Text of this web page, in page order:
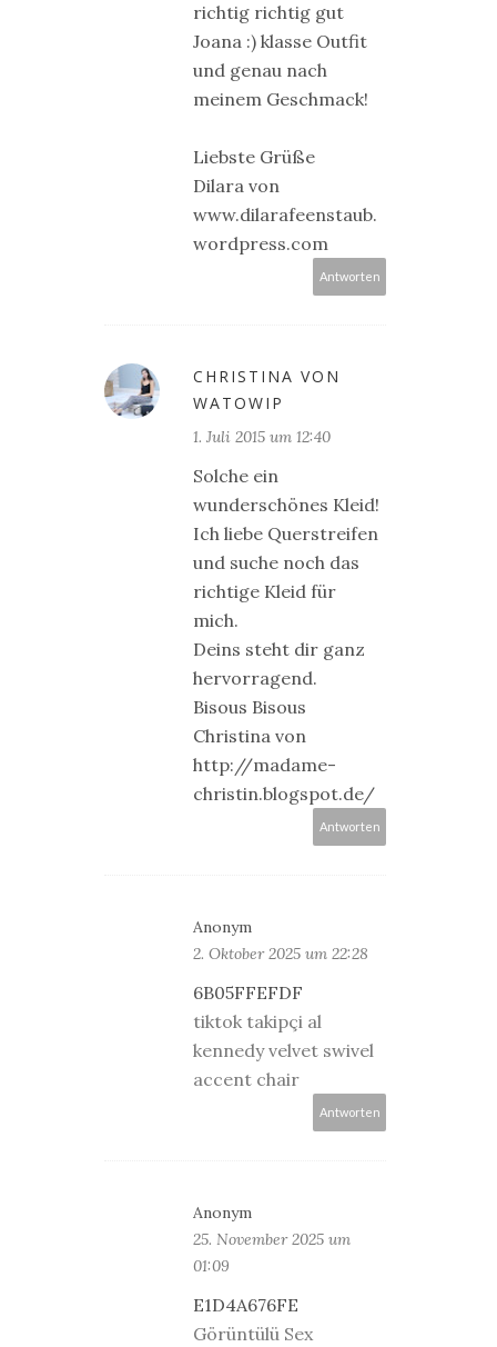
richtig richtig gut
Joana :) klasse Outfit
und genau nach
meinem Geschmack!
Liebste Grüße
Dilara von
www.dilarafeenstaub.
wordpress.com
Antworten
CHRISTINA VON
WATOWIP
1. Juli 2015 um 12:40
Solche ein
wunderschönes Kleid!
Ich liebe Querstreifen
und suche noch das
richtige Kleid für
mich.
Deins steht dir ganz
hervorragend.
Bisous Bisous
Christina von
http://madame-
christin.blogspot.de/
Antworten
Anonym
2. Oktober 2025 um 22:28
6B05FFEFDF
tiktok takipçi al
kennedy velvet swivel
accent chair
Antworten
Anonym
25. November 2025 um
01:09
E1D4A676FE
Görüntülü Sex